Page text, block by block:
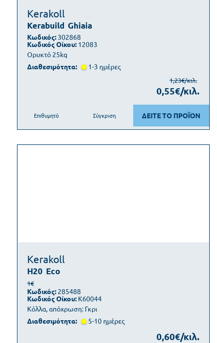
Kerakoll
Kerabuild Ghiaia
Ορυκτό 25kg
Κωδικός: 302868
Κωδικός Οίκου: 12083
Διαθεσιμότητα: 1-3 ημέρες
1,23€/κιλ.
0,55€/κιλ.
ΔΕΙΤΕ ΤΟ ΠΡΟΪΟΝ
Επιθυμητό Σύγκριση
Kerakoll
H20 Eco
Κόλλα, απόχρωση: Γκρι
1€
Κωδικός: 285488
Κωδικός Οίκου: K60044
Διαθεσιμότητα: 5-10 ημέρες
0,60€/κιλ.